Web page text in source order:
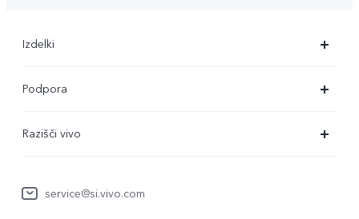
Izdelki
Y36
Podpora
Posodobitev sistema
Razišči vivo
Pravna obvestila
service@si.vivo.com